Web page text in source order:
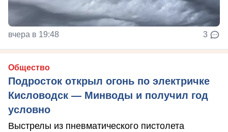
вчера в 19:48 3
Общество
Подросток открыл огонь по электричке
Кисловодск — Минводы и получил год
условно
Выстрелы из пневматического пистолета